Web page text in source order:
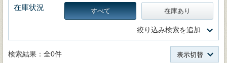
在庫状況 すべて 在庫あり
絞り込み検索を追加
検索結果：全0件 表示切替